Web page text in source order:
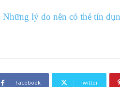
Những lý do nên có thẻ tín
Facebook Twitter